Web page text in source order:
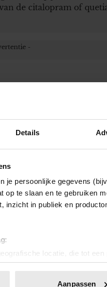
Details
je persoonlijke gegevens
op te slaan en te gebruiken
inzicht in publiek en
locatie, die tot
actief te scannen op
Aanpassen
de citalopram of
door de redactie om